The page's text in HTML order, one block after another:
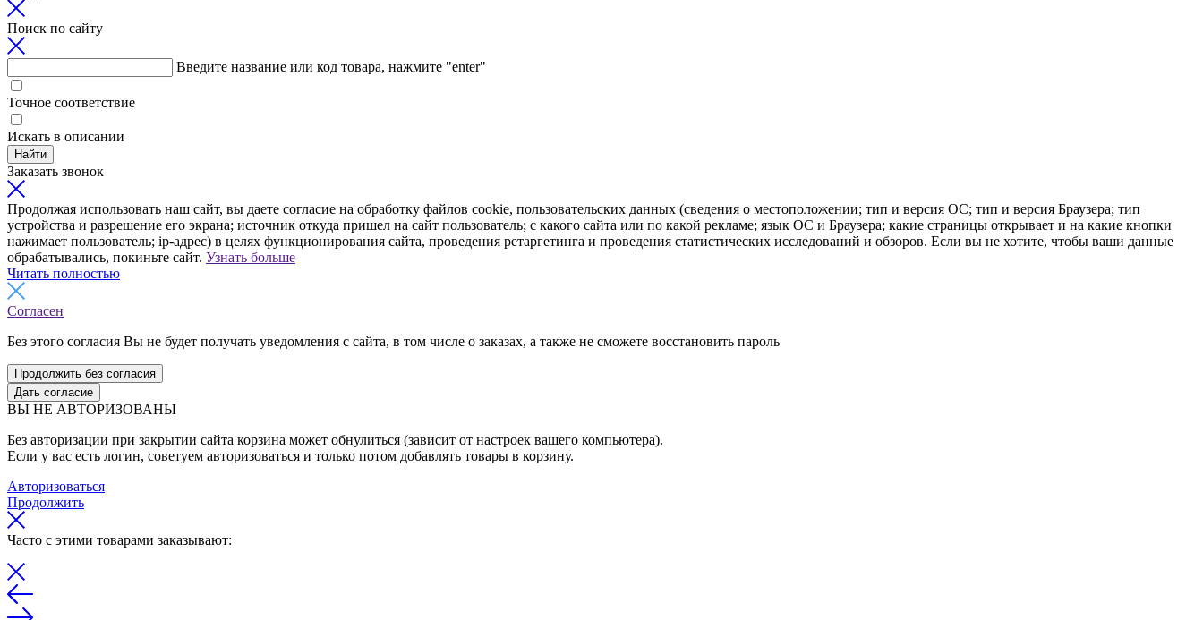
Поиск по сайту
Введите название или код товара, нажмите "enter"
Точное соответствие
Искать в описании
Найти
Заказать звонок
Продолжая использовать наш сайт, вы даете согласие на обработку файлов cookie, пользовательских данных (сведения о местоположении; тип и версия ОС; тип и версия Браузера; тип
устройства и разрешение его экрана; источник откуда пришел на сайт пользователь; с какого сайта или по какой рекламе; язык ОС и Браузера; какие страницы открывает и на какие кнопки
нажимает пользователь; ip-адрес) в целях функционирования сайта, проведения ретаргетинга и проведения статистических исследований и обзоров. Если вы не хотите, чтобы ваши данные
обрабатывались, покиньте сайт. Узнать больше
Читать полностью
Согласен
Без этого согласия Вы не будет получать уведомления с сайта, в том числе о заказах, а также не сможете восстановить пароль
Продолжить без согласия
Дать согласие
ВЫ НЕ АВТОРИЗОВАНЫ
Без авторизации при закрытии сайта корзина может обнулиться (зависит от настроек вашего компьютера).
Если у вас есть логин, советуем авторизоваться и только потом добавлять товары в корзину.
Авторизоваться
Продолжить
Часто с этими товарами заказывают: